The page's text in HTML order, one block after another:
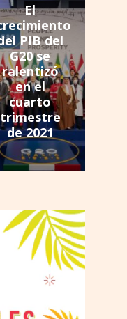
El
PIB del
G20 se
ralentizó
en el
cuarto
trimestre
de 2021